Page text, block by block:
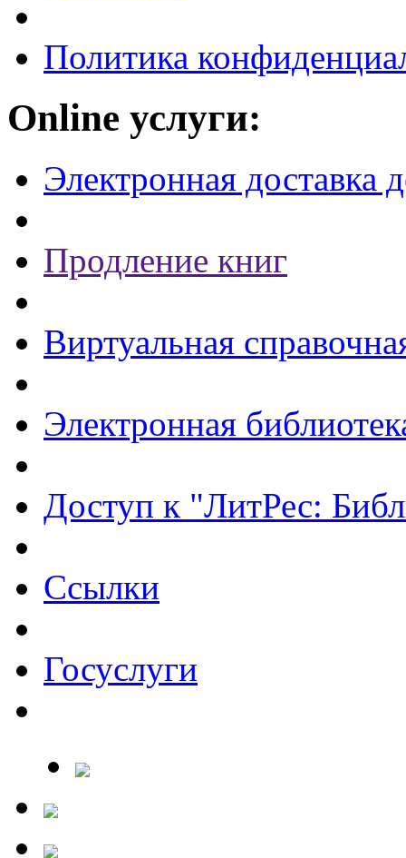
Политика
Online услуги:
Электронная доставка
Продление книг
Виртуальная
Электронная
Доступ к "ЛитРес:
Ссылки
Госуслуги